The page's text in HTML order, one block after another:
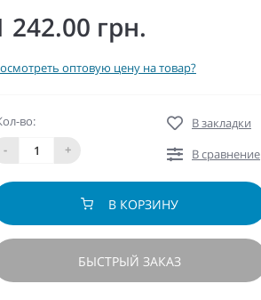
242.00 грн.
оптовую цену на товар?
во:
-
+
В закладки
В сравнение
В КОРЗИНУ
БЫСТРЫЙ ЗАКАЗ